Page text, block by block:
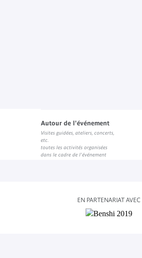
Autour de l'événement
Visites guidées, ateliers, concerts,
etc.
toutes les activités organisées
dans le cadre de l'événement
EN PARTENARIAT AVEC